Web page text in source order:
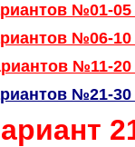
№01-05
№06-10
№11-20
№21-30